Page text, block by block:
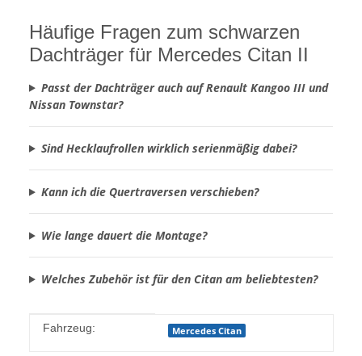
Häufige Fragen zum schwarzen
Dachträger für Mercedes Citan II
Passt der Dachträger auch auf Renault Kangoo III und
Nissan Townstar?
Sind Hecklaufrollen wirklich serienmäßig dabei?
Kann ich die Quertraversen verschieben?
Wie lange dauert die Montage?
Welches Zubehör ist für den Citan am beliebtesten?
Produkteigenschaft
Wert
Fahrzeug: Mercedes Citan